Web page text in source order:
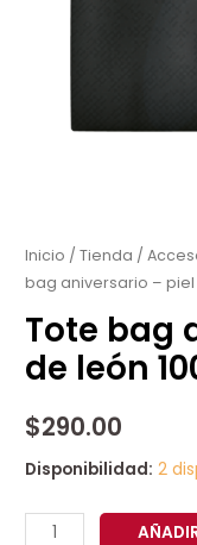
Inicio /Tienda /
bag aniversario –
Tote bag
de león
$290.00
Disponibilidad: 2
aniversario
–
piel
de
león
años
multicolor